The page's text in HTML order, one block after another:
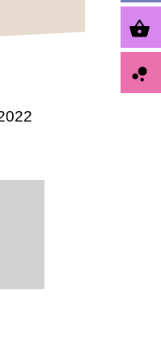
shopping_basket
bubble_chart